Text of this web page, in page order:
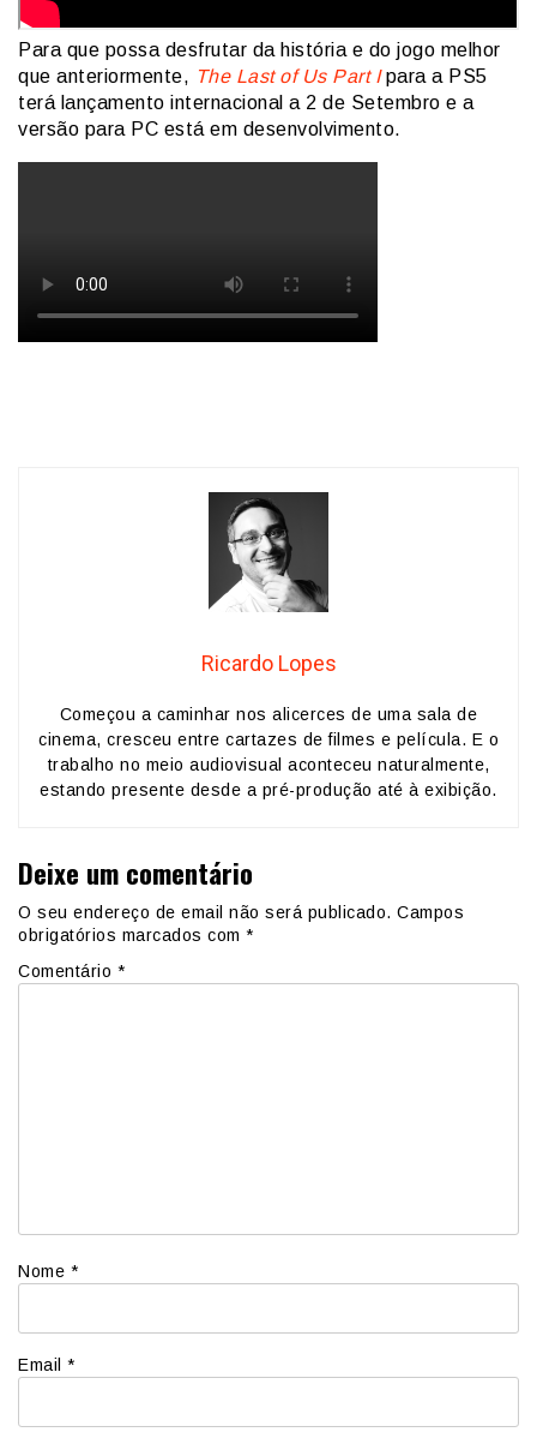
Para que possa desfrutar da história e do jogo melhor
que anteriormente, The Last of UsPart I para a PS5
terá lançamento internacional a 2 de Setembro e a
versão para PC está em desenvolvimento.
Ricardo Lopes
Começou a caminhar nos alicerces de uma sala de
cinema, cresceu entre cartazes de filmes e película. E o
trabalho no meio audiovisual aconteceu naturalmente,
estando presente desde a pré-produção até à exibição.
Deixe um comentário
O seu endereço de email não será publicado. Campos
obrigatórios marcados com *
Comentário *
Nome *
Email *